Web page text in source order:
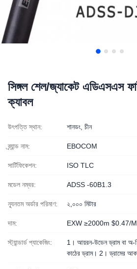
সিঙ্গল শেল/জ্যাকেট এডিএসএস
ক্যাবল
উৎপত্তি স্থান: শানডং, চীন
ব্র্যান্ড নাম: EBOCOM
সার্টিফিকেশন: ISO TLC
মডেল নম্বর: ADSS -60B1.3
ন্যূনতম অর্ডার পরিমাণ: ২,০০০ মিটার
দাম: EXW ≥2000m $0.47/
স্ট্যান্ডার্ড প্যাকেজিং:
1। আয়রন-উডেন ড্রাম বা অ-
কাঠের ড্রাম। 2। ড্রামের